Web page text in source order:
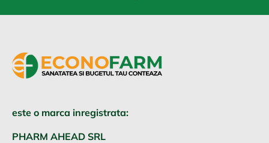
este o marca inregistrata:
PHARM AHEAD SRL